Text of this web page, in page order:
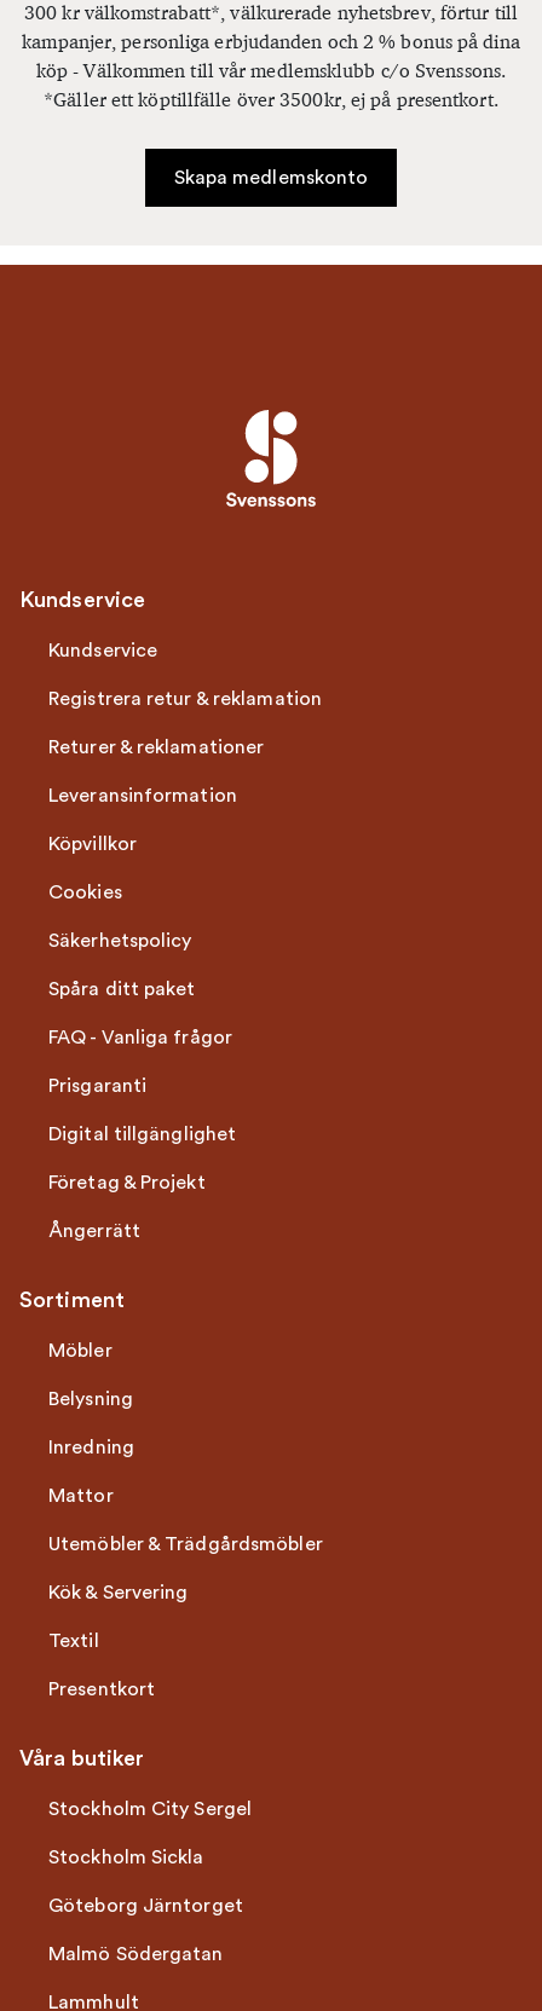
300 kr välkomstrabatt*, välkurerade nyhetsbrev, förtur till
kampanjer, personliga erbjudanden och 2 % bonus på dina
köp - Välkommen till vår medlemsklubb c/o Svenssons.
*Gäller ett köptillfälle över 3500kr, ej på presentkort.
Skapa medlemskonto
Kundservice
Kundservice
Registrera retur & reklamation
Returer & reklamationer
Leveransinformation
Köpvillkor
Cookies
Säkerhetspolicy
Spåra ditt paket
FAQ - Vanliga frågor
Prisgaranti
Digital tillgänglighet
Företag & Projekt
Ångerrätt
Sortiment
Möbler
Belysning
Inredning
Mattor
Utemöbler & Trädgårdsmöbler
Kök & Servering
Textil
Presentkort
Våra butiker
Stockholm City Sergel
Stockholm Sickla
Göteborg Järntorget
Malmö Södergatan
Lammhult